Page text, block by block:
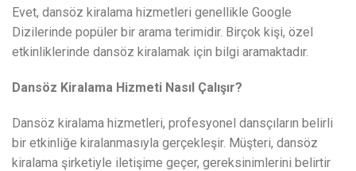
Evet, dansöz kiralama hizmetleri genellikle Google
Dizilerinde popüler bir arama terimidir. Birçok kişi, özel
etkinliklerinde dansöz kiralamak için bilgi aramaktadır.
Dansöz Kiralama Hizmeti Nasıl Çalışır?
Dansöz kiralama hizmetleri, profesyonel dansçıların belirli
bir etkinliğe kiralanmasıyla gerçekleşir. Müşteri, dansöz
kiralama şirketiyle iletişime geçer, gereksinimlerini belirtir